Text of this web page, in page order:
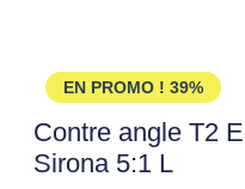
EN PROMO ! 39%
Contre angle T2
Sirona 5:1 L